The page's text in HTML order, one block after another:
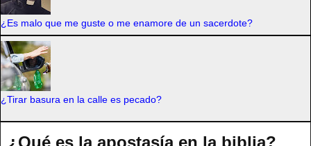
¿Es malo que me guste o me enamore de un sacerdote?
¿Tirar basura en la calle es pecado?
¿Qué es la apostasía en la biblia?